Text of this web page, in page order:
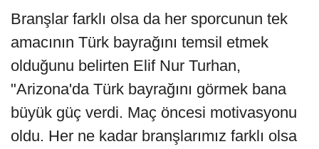
Branşlar farklı olsa da her sporcunun tek
amacının Türk bayrağını temsil etmek
olduğunu belirten Elif Nur Turhan,
"Arizona'da Türk bayrağını görmek bana
büyük güç verdi. Maç öncesi motivasyonu
oldu. Her ne kadar branşlarımız farklı olsa